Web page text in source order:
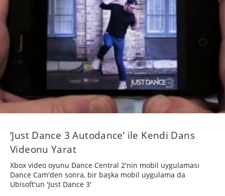
‘Just Dance 3 Autodance’ ile Kendi Dans
Videonu Yarat
Xbox video oyunu Dance Central 2'nin mobil uygulaması
Dance Cam'den sonra, bir başka mobil uygulama da
Ubisoft'un 'Just Dance 3'